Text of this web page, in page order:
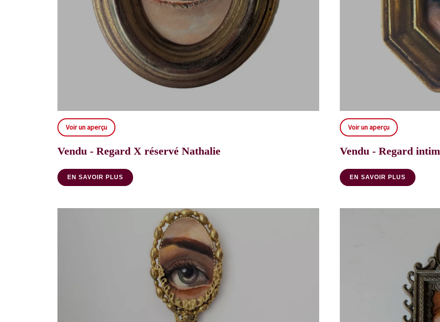
Voir un aperçu
Vendu - Regard X réservé Nathalie
EN SAVOIR PLUS
Voir un aperçu
Vendu - Regard
EN SAVOIR PLUS